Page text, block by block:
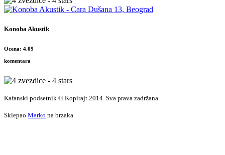
Konoba Akustik
Ocena: 4.09
komentara
Kafanski podsetnik © Kopirajt 2014. Sva prava zadržana.
Sklepao Marko na brzaka